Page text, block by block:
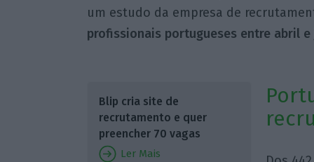
um estudo da empresa de
profissionais portugueses entre abril
Blip cria site de
recrutamento e quer
preencher 70 vagas
Ler Mais